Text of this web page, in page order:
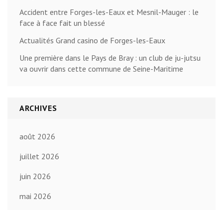
Accident entre Forges-les-Eaux et Mesnil-Mauger : le
face à face fait un blessé
Actualités Grand casino de Forges-les-Eaux
Une première dans le Pays de Bray : un club de ju-jutsu
va ouvrir dans cette commune de Seine-Maritime
ARCHIVES
août 2026
juillet 2026
juin 2026
mai 2026